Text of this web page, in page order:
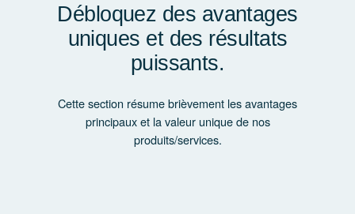
Débloquez des avantages
uniques et des résultats
puissants.
Cette section résume brièvement les avantages
principaux et la valeur unique de nos
produits/services.